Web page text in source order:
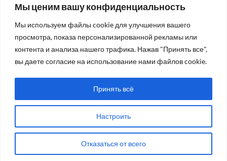
Мы ценим вашу конфиденциальность
Мы используем файлы cookie для улучшения вашего
просмотра, показа персонализированной рекламы или
контента и анализа нашего трафика. Нажав "Принять все",
вы даете согласие на использование нами файлов cookie.
Настроить
Отказаться от всего
Принять всё
Правила поведения на сайте
Реклама
Старый HTML сайт
Авторсие права: © 2026Газета "Советская Россия".